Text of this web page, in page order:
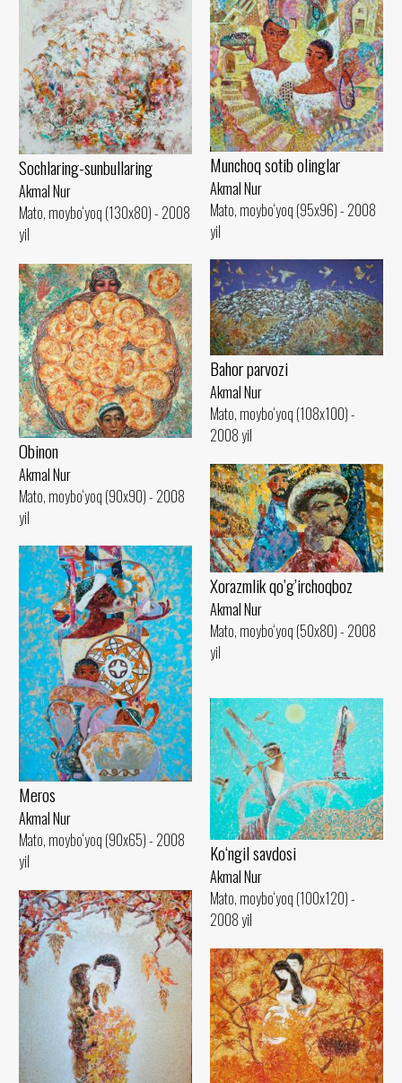
Sochlaring-sunbullaring
Akmal Nur
Mato, moybo‘yoq (130x80) - 2008
yil
Munchoq sotib olinglar
Akmal Nur
Mato, moybo‘yoq (95x96) - 2008
yil
Bahor parvozi
Akmal Nur
Mato, moybo‘yoq (108x100) -
2008 yil
Obinon
Akmal Nur
Mato, moybo‘yoq (90x90) - 2008
yil
Xorazmlik qo’g’irchoqboz
Akmal Nur
Mato, moybo‘yoq (50x80) - 2008
yil
Meros
Akmal Nur
Mato, moybo‘yoq (90x65) - 2008
yil
Ko‘ngil savdosi
Akmal Nur
Mato, moybo‘yoq (100x120) -
2008 yil